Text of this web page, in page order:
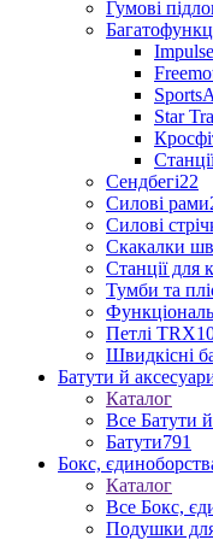
Гумові
Star
Сендбегі22
Силові рами
Силові
Скакалки
Станції для
Тумби та
Петлі TRX
Швидкісні
Батути й
Каталог
Все Батути
Батути791
Бокс,
Каталог
Все Бокс,
Подушки